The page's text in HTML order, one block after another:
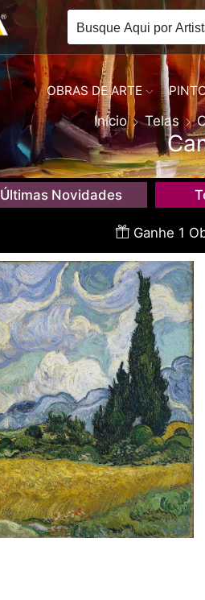
OBRAS DE ARTE
Início Telas
Últimas Novidades
Ganhe 1